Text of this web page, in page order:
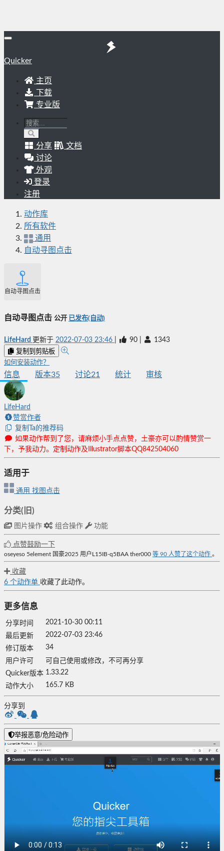
Quicker
主页
下载
专业版
分享
文档
讨论
外观
登录
注册
动作库
所有软件
通用
自动寻图点击
自动寻图点击
自动寻图点击 公开 已发布(自动)
LifeHard 更新于 2022-07-03 23:46 90 1343
复制到剪贴板
如何安装动作？
信息 版本35 讨论21 统计 审核
LifeHard
赞赏作者
复制Ta的推荐码
如果动作帮到了您，请麻烦小手点点赞，土豪亦可以酌情赞赏一
下，予我动力。定制动作及Illustrator脚本QQ842504060
适用于
通用 找图点击
分类(旧)
图片操作 组合操作 功能
点赞鼓励一下
oseyeso 5element 国豪2025 用户L15IB-q5BAA ther000 等 90 人赞了这个动作 。
收藏
6 个动作单 收藏了此动作。
更多信息
分享时间
2021-10-30 00:11
最后更新
2022-07-03 23:46
修订版本
34
用户许可
可自己使用或修改，不可再分享
Quicker版本 1.33.22
动作大小
165.7 KB
分享到
举报恶意/危险动作